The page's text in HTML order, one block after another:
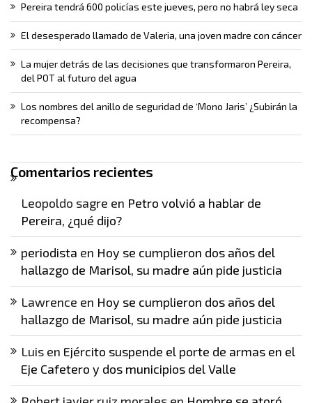
Pereira tendrá 600 policías este jueves, pero no habrá ley seca
El desesperado llamado de Valeria, una joven madre con cáncer
La mujer detrás de las decisiones que transformaron Pereira,
del POT al futuro del agua
Los nombres del anillo de seguridad de ‘Mono Jaris’ ¿Subirán la
recompensa?
Comentarios recientes
Leopoldo sagre en Petro volvió a hablar de
Pereira, ¿qué dijo?
periodista en Hoy se cumplieron dos años del
hallazgo de Marisol, su madre aún pide justicia
Lawrence en Hoy se cumplieron dos años del
hallazgo de Marisol, su madre aún pide justicia
Luis en Ejército suspende el porte de armas en el
Eje Cafetero y dos municipios del Valle